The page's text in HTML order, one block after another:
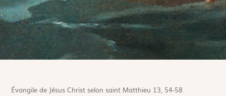
Évangile de Jésus Christ selon saint Matthieu 13, 54-58